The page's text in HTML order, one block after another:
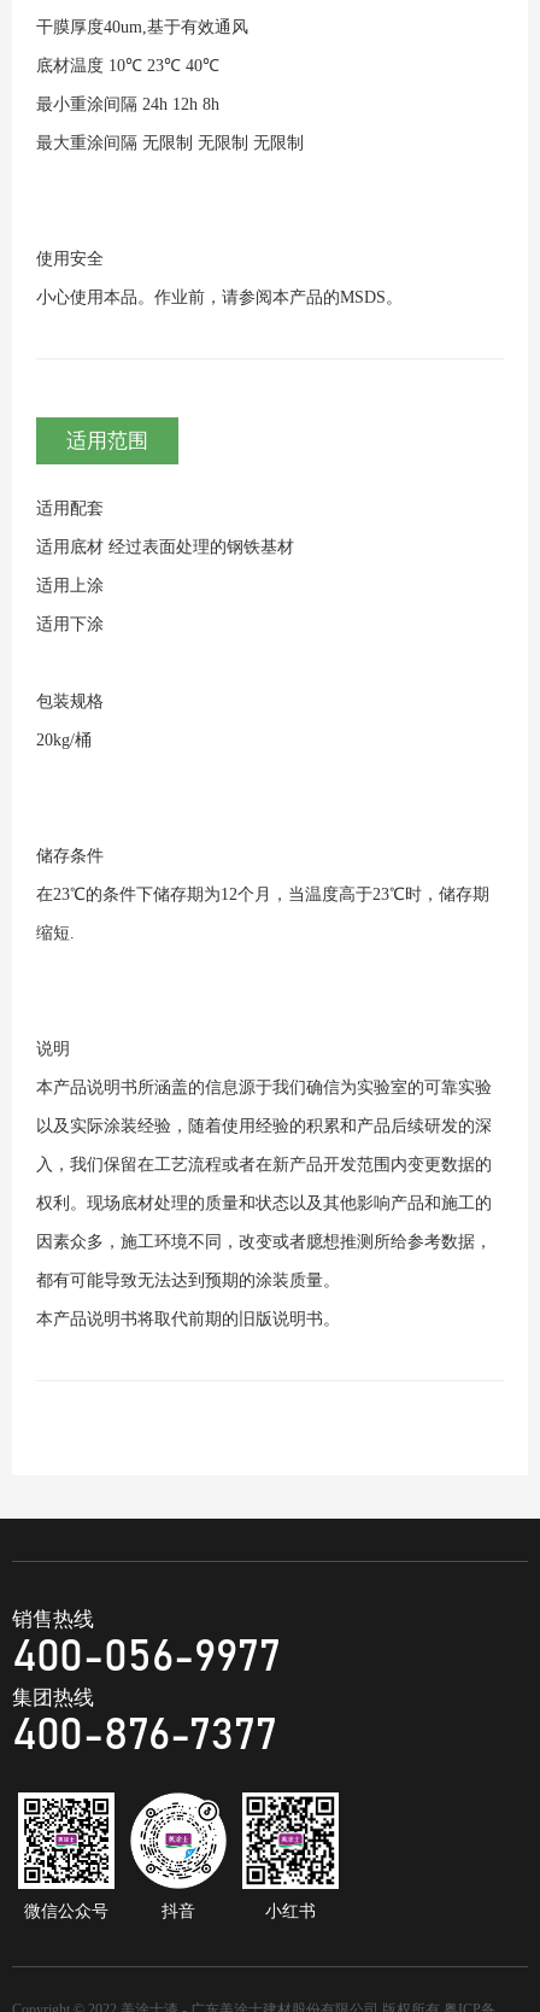
干膜厚度40um,基于有效通风
底材温度 10℃ 23℃ 40℃
最小重涂间隔 24h 12h 8h
最大重涂间隔 无限制 无限制 无限制
使用安全
小心使用本品。作业前，请参阅本产品的MSDS。
适用范围
适用配套
适用底材 经过表面处理的钢铁基材
适用上涂
适用下涂
包装规格
20kg/桶
储存条件
在23℃的条件下储存期为12个月，当温度高于23℃时，储存期
缩短.
说明
本产品说明书所涵盖的信息源于我们确信为实验室的可靠实验
以及实际涂装经验，随着使用经验的积累和产品后续研发的深
入，我们保留在工艺流程或者在新产品开发范围内变更数据的
权利。现场底材处理的质量和状态以及其他影响产品和施工的
因素众多，施工环境不同，改变或者臆想推测所给参考数据，
都有可能导致无法达到预期的涂装质量。
本产品说明书将取代前期的旧版说明书。
销售热线
400-056-9977
集团热线
400-876-7377
微信公众号 抖音 小红书